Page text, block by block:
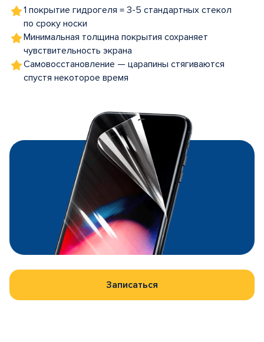
1 покрытие гидрогеля = 3-5 стандартных стекол
по сроку носки
Минимальная толщина покрытия сохраняет
чувствительность экрана
Самовосстановление — царапины стягиваются
спустя некоторое время
Записаться